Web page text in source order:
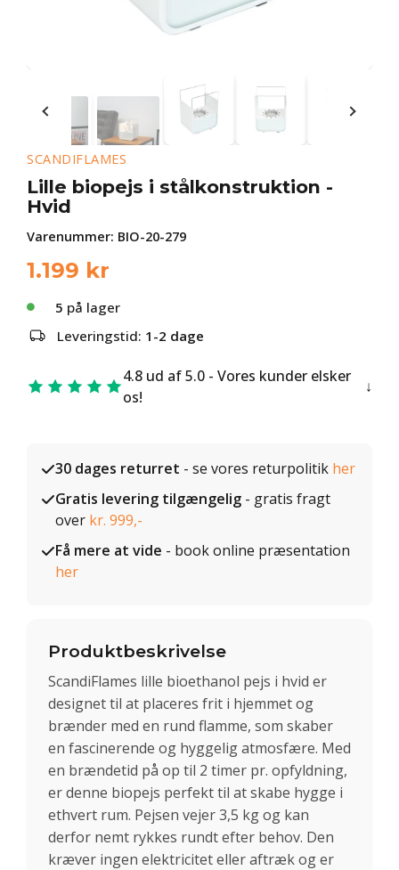
SCANDIFLAMES
Lille biopejs i stålkonstruktion -
Hvid
Varenummer: BIO-20-279
1.199 kr
5 på lager
Leveringstid: 1-2 dage
4.8 ud af 5.0 - Vores kunder elsker
os!
30 dages returret - se vores returpolitik her
Gratis levering tilgængelig - gratis fragt
over kr. 999,-
Få mere at vide - book online præsentation
her
Produktbeskrivelse
ScandiFlames lille bioethanol pejs i hvid er
designet til at placeres frit i hjemmet og
brænder med en rund flamme, som skaber
en fascinerende og hyggelig atmosfære. Med
en brændetid på op til 2 timer pr. opfyldning,
er denne biopejs perfekt til at skabe hygge i
ethvert rum. Pejsen vejer 3,5 kg og kan
derfor nemt rykkes rundt efter behov. Den
kræver ingen elektricitet eller aftræk og er